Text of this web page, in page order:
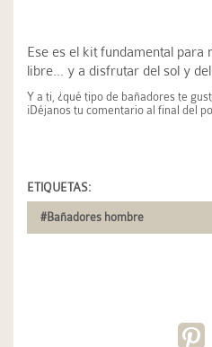
Ese es el kit fundamental para
libre... y a disfrutar del sol y
Y a ti, ¿qué tipo de bañadores te
¡Déjanos tu comentario al final del
ETIQUETAS:
#Bañadores hombre